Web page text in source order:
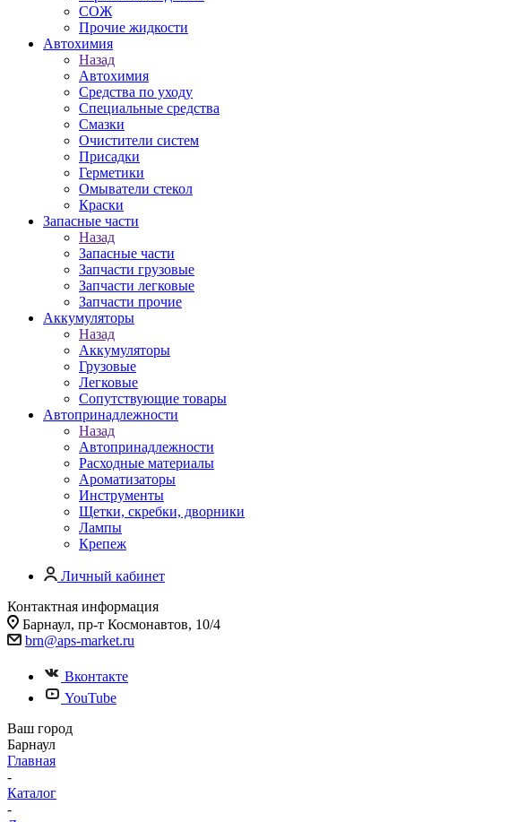
СОЖ
Прочие жидкости
Автохимия
Назад
Автохимия
Средства по уходу
Специальные средства
Смазки
Очистители систем
Присадки
Герметики
Омыватели стекол
Краски
Запасные части
Назад
Запасные части
Запчасти грузовые
Запчасти легковые
Запчасти прочие
Аккумуляторы
Назад
Аккумуляторы
Грузовые
Легковые
Сопутствующие товары
Автопринадлежности
Назад
Автопринадлежности
Расходные материалы
Ароматизаторы
Инструменты
Щетки, скребки, дворники
Лампы
Крепеж
Личный кабинет
Контактная информация
Барнаул, пр-т Космонавтов, 10/4
brn@aps-market.ru
Вконтакте
YouTube
Ваш город
Барнаул
Главная
-
Каталог
-